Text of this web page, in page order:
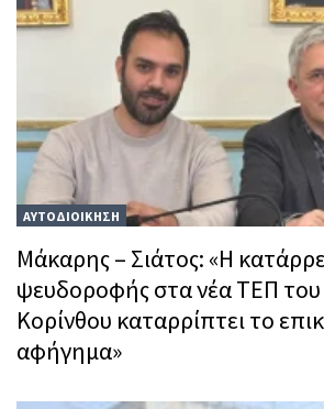
ΑΥΤΟΔΙΟΙΚΗΣΗ
Μάκαρης – Σιάτος: «Η
ψευδοροφής στα νέα ΤΕΠ
Κορίνθου καταρρίπτει το
αφήγημα»